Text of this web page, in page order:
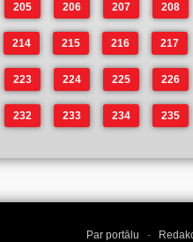
205 206 207 208
214 215 216 217
223 224 225 226
232 233 234 235
Par portālu ·